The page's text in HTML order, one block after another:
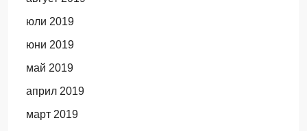
юли 2019
юни 2019
май 2019
април 2019
март 2019